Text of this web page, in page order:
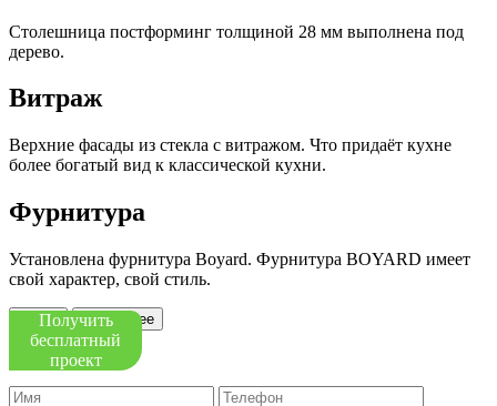
Столешница постформинг толщиной 28 мм выполнена под
дерево.
Витраж
Верхние фасады из стекла с витражом. Что придаёт кухне
более богатый вид к классической кухни.
Фурнитура
Установлена фурнитура Boyard. Фурнитура BOYARD имеет
свой характер, свой стиль.
Назад Подробнее
Оставить заявку
Получить
бесплатный
проект